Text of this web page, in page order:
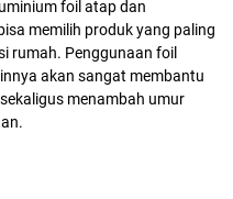
foil atap dan
memilih produk yang paling
rumah. Penggunaan foil
akan sangat membantu
menambah umur